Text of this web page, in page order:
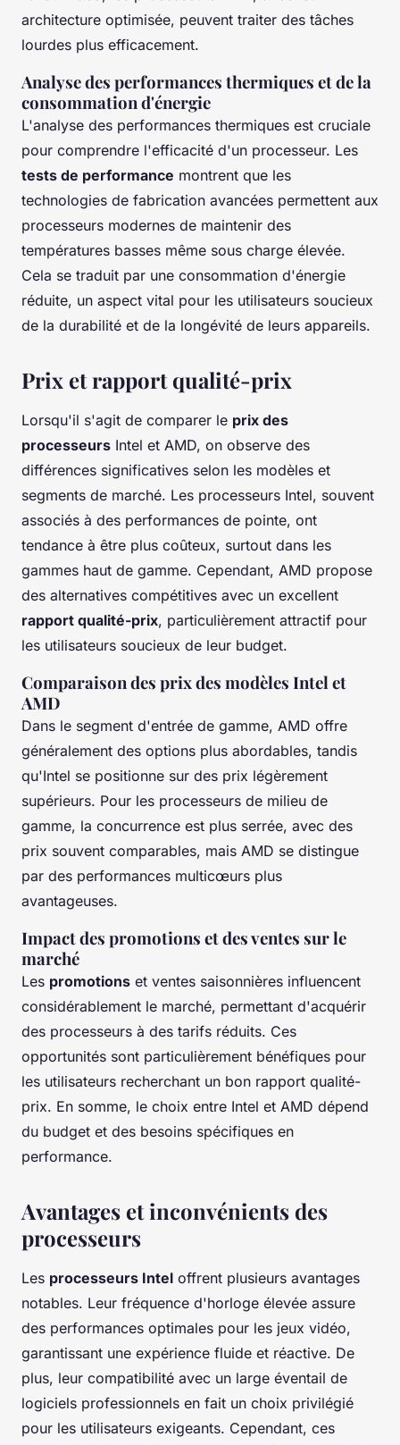
architecture optimisée, peuvent traiter des tâches
lourdes plus efficacement.
Analyse des performances thermiques et de la
consommation d'énergie
L'analyse des performances thermiques est cruciale
pour comprendre l'efficacité d'un processeur. Les
tests de performance montrent que les
technologies de fabrication avancées permettent aux
processeurs modernes de maintenir des
températures basses même sous charge élevée.
Cela se traduit par une consommation d'énergie
réduite, un aspect vital pour les utilisateurs soucieux
de la durabilité et de la longévité de leurs appareils.
Prix et rapport qualité-prix
Lorsqu'il s'agit de comparer le prix des
processeurs Intel et AMD, on observe des
différences significatives selon les modèles et
segments de marché. Les processeurs Intel, souvent
associés à des performances de pointe, ont
tendance à être plus coûteux, surtout dans les
gammes haut de gamme. Cependant, AMD propose
des alternatives compétitives avec un excellent
rapport qualité-prix, particulièrement attractif pour
les utilisateurs soucieux de leur budget.
Comparaison des prix des modèles Intel et
AMD
Dans le segment d'entrée de gamme, AMD offre
généralement des options plus abordables, tandis
qu'Intel se positionne sur des prix légèrement
supérieurs. Pour les processeurs de milieu de
gamme, la concurrence est plus serrée, avec des
prix souvent comparables, mais AMD se distingue
par des performances multicœurs plus
avantageuses.
Impact des promotions et des ventes sur le
marché
Les promotions et ventes saisonnières influencent
considérablement le marché, permettant d'acquérir
des processeurs à des tarifs réduits. Ces
opportunités sont particulièrement bénéfiques pour
les utilisateurs recherchant un bon rapport qualité-
prix. En somme, le choix entre Intel et AMD dépend
du budget et des besoins spécifiques en
performance.
Avantages et inconvénients des
processeurs
Les processeurs Intel offrent plusieurs avantages
notables. Leur fréquence d'horloge élevée assure
des performances optimales pour les jeux vidéo,
garantissant une expérience fluide et réactive. De
plus, leur compatibilité avec un large éventail de
logiciels professionnels en fait un choix privilégié
pour les utilisateurs exigeants. Cependant, ces